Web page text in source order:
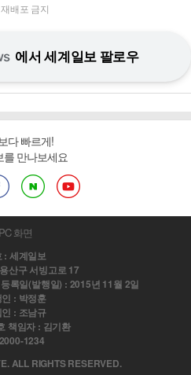
배포 금지
에서 세계일보 팔로우
다 빠르게!
를 만나보세요
PC 화면
: 세계일보
산구 서빙고로 17
록일(발행일) : 2015년 11월 2일
: 박정훈
: 조남규
책임자 : 김기환
1234
ALL RIGHTS RESERVED.